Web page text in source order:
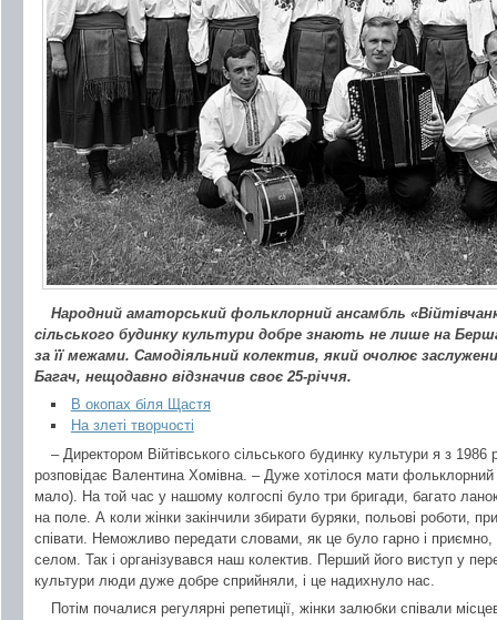
Народний аматорський фольклорний ансамбль
сільського будинку культури добре знають не лише на
за її межами. Самодіяльний колектив, який очолює
Багач, нещодавно відзначив своє 25-річчя.
В окопах біля Щастя
На злеті творчості
– Директором Війтівського сільського будинку культури я з 1986
розповідає Валентина Хомівна. – Дуже хотілося мати фольклорний
мало). На той час у нашому колгоспі було три бригади, багато
на поле. А коли жінки закінчили збирати буряки, польові роботи,
співати. Неможливо передати словами, як це було гарно і приємно,
селом. Так і організувався наш колектив. Перший його виступ у
культури люди дуже добре сприйняли, і це надихнуло нас.
Потім почалися регулярні репетиції, жінки залюбки співали